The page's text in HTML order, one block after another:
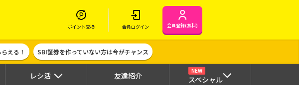
ポイント交換 会員ログイン 会員登録(無料)
える！ SBI証券を作っていない方は今がチャンス
レシ活 友達紹介
NEW
スペシャル